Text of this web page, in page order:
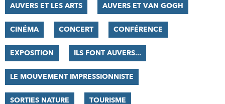
AUVERS ET LES ARTS AUVERS ET VAN GOGH
CINÉMA CONCERT CONFÉRENCE
EXPOSITION ILS FONT AUVERS...
LE MOUVEMENT IMPRESSIONNISTE
SORTIES NATURE TOURISME